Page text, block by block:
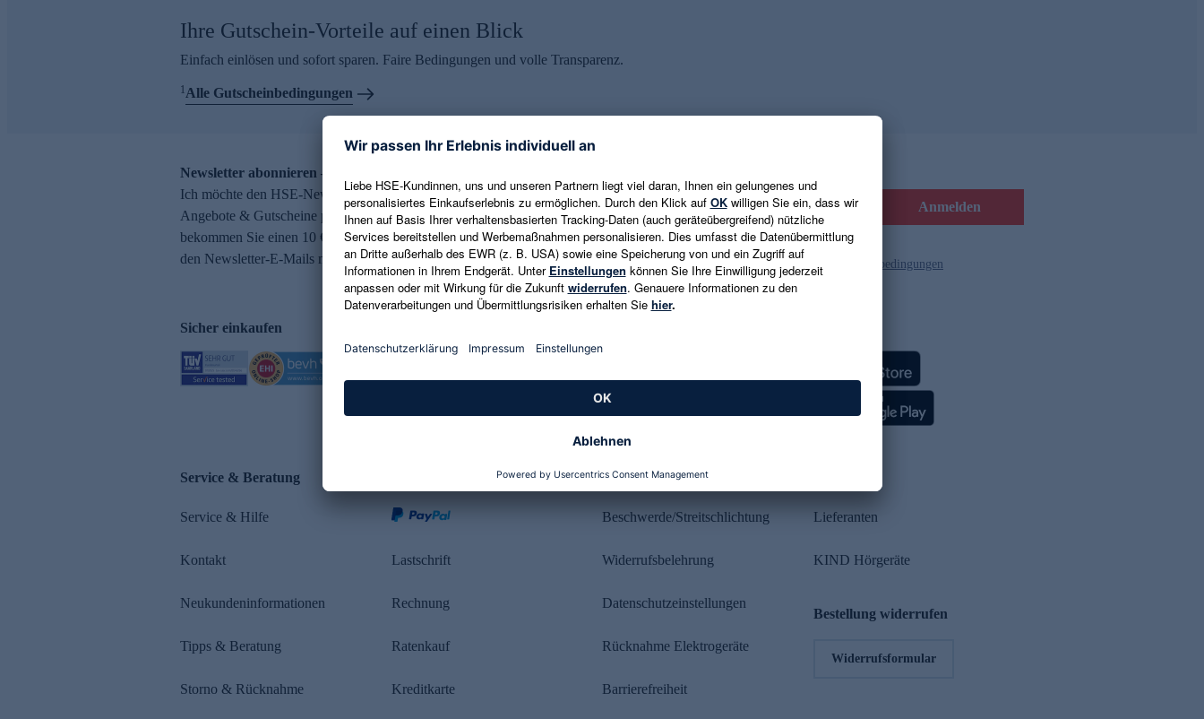
Ihre Gutschein-Vorteile auf einen Blick
Einfach einlösen und sofort sparen. Faire Bedingungen und volle Transparenz.
1Alle Gutscheinbedingungen
Newsletter abonnieren – 10 € Gutschein erhalten
Ich möchte den HSE-Newsletter abonnieren und aktuelle Trends,
Angebote & Gutscheine per E-Mail erhalten. Als Dankeschön
bekommen Sie einen 10 € Gutschein. Eine Abmeldung ist jederzeit in
den Newsletter-E-Mails möglich.
E-Mail-Adresse eingeben Anmelden
Es gelten die Datenschutzrichtlinien und die Gutscheinbedingungen
Sicher einkaufen
Service & Beratung
Service & Hilfe
Kontakt
Neukundeninformationen
Tipps & Beratung
Storno & Rücknahme
Lastschrift
Rechnung
Ratenkauf
Kreditkarte
Rechtliches
Beschwerde/Streitschlichtung
Widerrufsbelehrung
Datenschutzeinstellungen
Rücknahme Elektrogeräte
Barrierefreiheit
Lieferanten
KIND Hörgeräte
Bestellung widerrufen
Widerrufsformular